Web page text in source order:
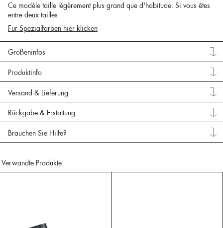
Ce modèle taille légèrement plus grand que d'habitude. Si vous êtes
entre deux tailles.
Für Spezialfarben hier klicken
Größeninfos
Produktinfo
Versand & Lieferung
Rückgabe & Erstattung
Brauchen Sie Hilfe?
Verwandte Produkte: